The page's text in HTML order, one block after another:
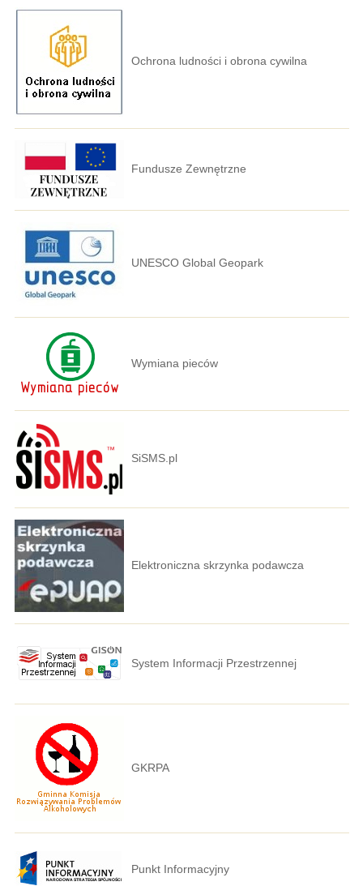
Ochrona ludności i obrona cywilna
Fundusze Zewnętrzne
UNESCO Global Geopark
Wymiana pieców
SiSMS.pl
Elektroniczna skrzynka podawcza
System Informacji Przestrzennej
GKRPA
Punkt Informacyjny